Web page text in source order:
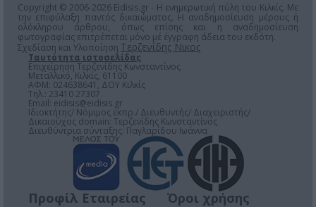
Copyright © 2006-2026 Eidisis.gr - Η ενημερωτική πύλη του Κιλκίς. Με
την επιφύλαξη παντός δικαιώματος. Η αναδημοσίευση μέρους ή
ολόκληρου άρθρου, όπως επίσης και η αναδημοσίευση
φωτογραφίας επιτρέπεται μόνο μέ έγγραφη άδεια του εκδότη.
Σχεδίαση και Υλοποίηση Τερζενίδης Νικος
Ταυτότητα ιστοσελίδας
Επιχείρηση Τερζενίδης Κωνσταντίνος
Μεταλλικό, Κιλκίς, 61100
ΑΦΜ: 024638641, ΔΟΥ Κιλκίς
Τηλ.: 23410 27307
Email: eidisis@eidisis.gr
Ιδιοκτήτης/ Νόμιμος εκπρ./ Διευθυντής/ Διαχειριστής/
Δικαιούχος domain: Τερζενίδης Κωνσταντίνος
Διευθύντρια σύνταξης: Παγλαρίδου Ιωάννα
Προφίλ Εταιρείας
Όροι χρήσης